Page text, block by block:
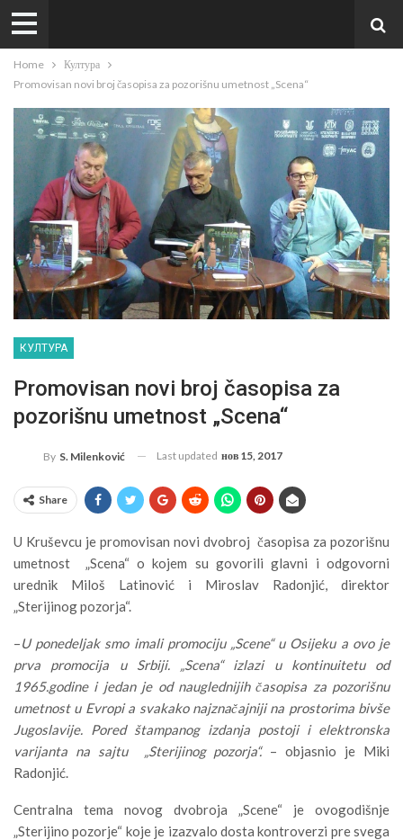
Home
Култура
Promovisan novi broj časopisa za pozorišnu umetnost „Scena“
КУЛТУРА
Promovisan novi broj časopisa za
pozorišnu umetnost „Scena“
By S. Milenković Last updated нов 15, 2017
Share
U Kruševcu je promovisan novi dvobroj časopisa za pozorišnu
umetnost „Scena“ o kojem su govorili glavni i odgovorni
urednik Miloš Latinović i Miroslav Radonjić, direktor
„Sterijinog pozorja“.
–U ponedeljak smo imali promociju „Scene“ u Osijeku a ovo je
prva promocija u Srbiji. „Scena“ izlazi u kontinuitetu od
1965.godine i jedan je od nauglednijih časopisa za pozorišnu
umetnost u Evropi a svakako najznačajniji na prostorima bivše
Jugoslavije. Pored štampanog izdanja postoji i elektronska
varijanta na sajtu „Sterijinog pozorja“.– objasnio je Miki
Radonjić.
Centralna tema novog dvobroja „Scene“ je ovogodišnje
„Sterijino pozorje“ koje je izazvalo dosta kontroverzi pre svega